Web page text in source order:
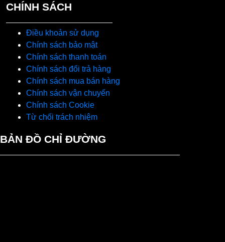
CHÍNH SÁCH
Điều khoản sử dụng
Chính sách bảo mật
Chính sách thanh toán
Chính sách đổi trả hàng
Chính sách mua bán hàng
Chính sách vận chuyển
Chính sách Cookie
Từ chối trách nhiệm
BẢN ĐỒ CHỈ ĐƯỜNG